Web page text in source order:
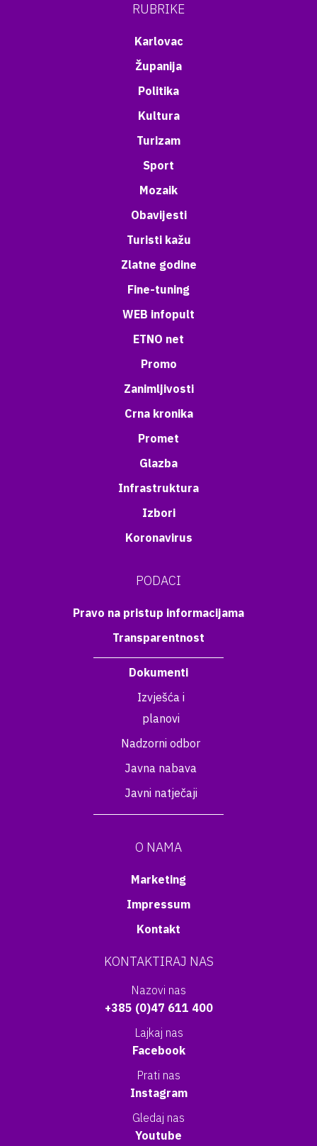
RUBRIKE
Karlovac
Županija
Politika
Kultura
Turizam
Sport
Mozaik
Obavijesti
Turisti kažu
Zlatne godine
Fine-tuning
WEB infopult
ETNO net
Promo
Zanimljivosti
Crna kronika
Promet
Glazba
Infrastruktura
Izbori
Koronavirus
PODACI
Pravo na pristup informacijama
Transparentnost
Dokumenti
Izvješća i
planovi
Nadzorni odbor
Javna nabava
Javni natječaji
O NAMA
Marketing
Impressum
Kontakt
KONTAKTIRAJ NAS
Nazovi nas
+385 (0)47 611 400
Lajkaj nas
Facebook
Prati nas
Instagram
Gledaj nas
Youtube